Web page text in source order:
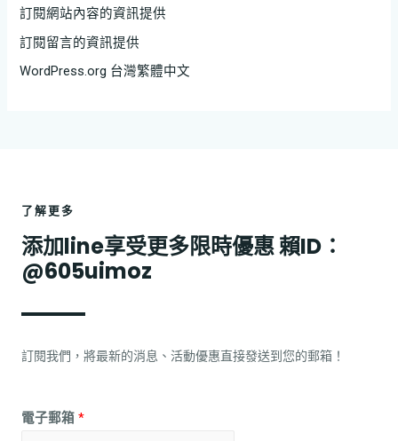
訂閱網站內容的資訊提供
訂閱留言的資訊提供
WordPress.org 台灣繁體中文
了解更多
添加line享受更多限時優惠 賴ID：
@605uimoz
訂閱我們，將最新的消息、活動優惠直接發送到您的郵箱！
電子郵箱 *